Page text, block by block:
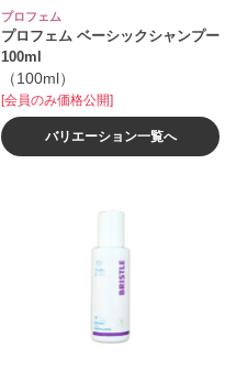
プロフェム
プロフェム ベーシックシャンプー
100ml
（100ml）
[会員のみ価格公開]
バリエーション一覧へ